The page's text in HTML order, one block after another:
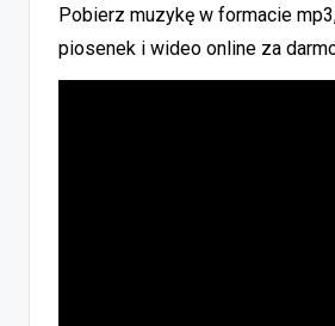
Pobierz muzykę w formacie
piosenek i wideo online za